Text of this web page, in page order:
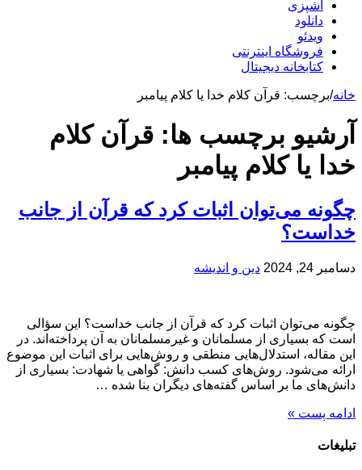
آشپزی
دانلود
ویدئو
فروشگاه اینترنتی
کتابخانه دیجیتال
خانه/برچسب: قرآن کلام خدا یا کلام پیامبر
آرشیو برچسب ها: قرآن کلام
خدا یا کلام پیامبر
چگونه می‌توان اثبات کرد که قرآن از جانب
خداست؟
دسامبر 24, 2024 دین و اندیشه
چگونه می‌توان اثبات کرد که قرآن از جانب خداست؟ این سؤالی
است که بسیاری از مسلمانان و غیرمسلمانان به آن پرداخته‌اند. در
این مقاله، استدلال‌هایی منطقی و روش‌هایی برای اثبات این موضوع
ارائه می‌شود. روش‌های کسب دانش: گواهی یا شهادت: بسیاری از
دانش‌های ما بر اساس گفته‌های دیگران بنا شده …
ادامه پست »
تبلیغات